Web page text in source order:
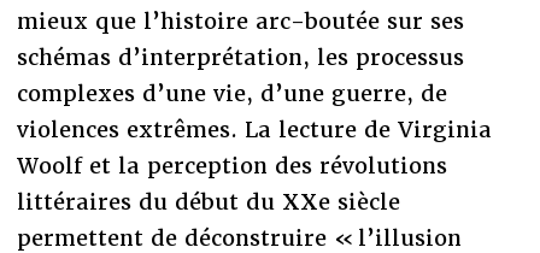
mieux que l’histoire arc-boutée sur ses
schémas d’interprétation, les processus
complexes d’une vie, d’une guerre, de
violences extrêmes. La lecture de Virginia
Woolf et la perception des révolutions
littéraires du début du XXe siècle
permettent de déconstruire « l’illusion